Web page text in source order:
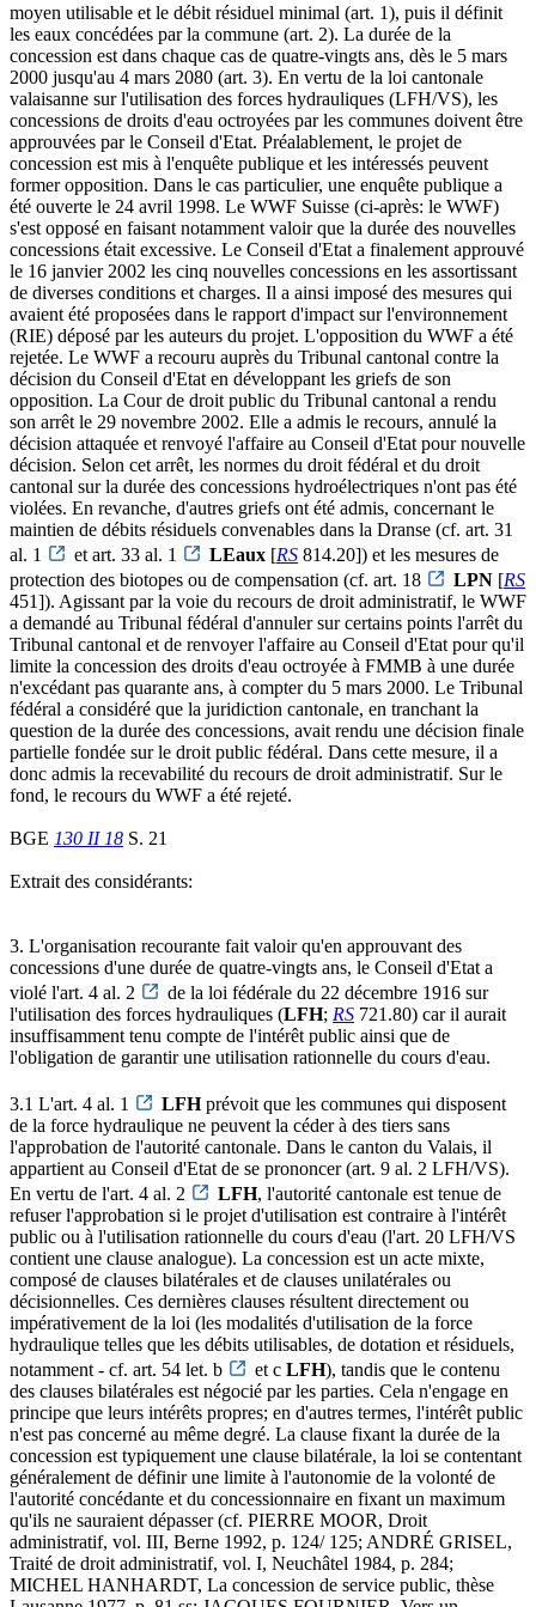
moyen utilisable et le débit résiduel minimal (art. 1), puis il définit
les eaux concédées par la commune (art. 2). La durée de la
concession est dans chaque cas de quatre-vingts ans, dès le 5 mars
2000 jusqu'au 4 mars 2080 (art. 3). En vertu de la loi cantonale
valaisanne sur l'utilisation des forces hydrauliques (LFH/VS), les
concessions de droits d'eau octroyées par les communes doivent être
approuvées par le Conseil d'Etat. Préalablement, le projet de
concession est mis à l'enquête publique et les intéressés peuvent
former opposition. Dans le cas particulier, une enquête publique a
été ouverte le 24 avril 1998. Le WWF Suisse (ci-après: le WWF)
s'est opposé en faisant notamment valoir que la durée des nouvelles
concessions était excessive. Le Conseil d'Etat a finalement approuvé
le 16 janvier 2002 les cinq nouvelles concessions en les assortissant
de diverses conditions et charges. Il a ainsi imposé des mesures qui
avaient été proposées dans le rapport d'impact sur l'environnement
(RIE) déposé par les auteurs du projet. L'opposition du WWF a été
rejetée. Le WWF a recouru auprès du Tribunal cantonal contre la
décision du Conseil d'Etat en développant les griefs de son
opposition. La Cour de droit public du Tribunal cantonal a rendu
son arrêt le 29 novembre 2002. Elle a admis le recours, annulé la
décision attaquée et renvoyé l'affaire au Conseil d'Etat pour nouvelle
décision. Selon cet arrêt, les normes du droit fédéral et du droit
cantonal sur la durée des concessions hydroélectriques n'ont pas été
violées. En revanche, d'autres griefs ont été admis, concernant le
maintien de débits résiduels convenables dans la Dranse (cf. art. 31
al. 1
et art. 33 al. 1 LEaux [RS 814.20]) et les mesures de
protection des biotopes ou de compensation (cf. art. 18
LPN [RS
451]). Agissant par la voie du recours de droit administratif, le WWF
a demandé au Tribunal fédéral d'annuler sur certains points l'arrêt du
Tribunal cantonal et de renvoyer l'affaire au Conseil d'Etat pour qu'il
limite la concession des droits d'eau octroyée à FMMB à une durée
n'excédant pas quarante ans, à compter du 5 mars 2000. Le Tribunal
fédéral a considéré que la juridiction cantonale, en tranchant la
question de la durée des concessions, avait rendu une décision finale
partielle fondée sur le droit public fédéral. Dans cette mesure, il a
donc admis la recevabilité du recours de droit administratif. Sur le
fond, le recours du WWF a été rejeté.
BGE 130 II 18 S. 21
Extrait des considérants:
3. L'organisation recourante fait valoir qu'en approuvant des
concessions d'une durée de quatre-vingts ans, le Conseil d'Etat a
violé l'art. 4 al. 2
de la loi fédérale du 22 décembre 1916 sur
l'utilisation des forces hydrauliques (LFH; RS 721.80) car il aurait
insuffisamment tenu compte de l'intérêt public ainsi que de
l'obligation de garantir une utilisation rationnelle du cours d'eau.
3.1 L'art. 4 al. 1 LFHprévoit que les communes qui disposent
de la force hydraulique ne peuvent la céder à des tiers sans
l'approbation de l'autorité cantonale. Dans le canton du Valais, il
appartient au Conseil d'Etat de se prononcer (art. 9 al. 2 LFH/VS).
En vertu de l'art. 4 al. 2
LFH, l'autorité cantonale est tenue de
refuser l'approbation si le projet d'utilisation est contraire à l'intérêt
public ou à l'utilisation rationnelle du cours d'eau (l'art. 20 LFH/VS
contient une clause analogue). La concession est un acte mixte,
composé de clauses bilatérales et de clauses unilatérales ou
décisionnelles. Ces dernières clauses résultent directement ou
impérativement de la loi (les modalités d'utilisation de la force
hydraulique telles que les débits utilisables, de dotation et résiduels,
notamment - cf. art. 54 let. b
et c LFH), tandis que le contenu
des clauses bilatérales est négocié par les parties. Cela n'engage en
principe que leurs intérêts propres; en d'autres termes, l'intérêt public
n'est pas concerné au même degré. La clause fixant la durée de la
concession est typiquement une clause bilatérale, la loi se contentant
généralement de définir une limite à l'autonomie de la volonté de
l'autorité concédante et du concessionnaire en fixant un maximum
qu'ils ne sauraient dépasser (cf. PIERRE MOOR, Droit
administratif, vol. III, Berne 1992, p. 124/ 125; ANDRÉ GRISEL,
Traité de droit administratif, vol. I, Neuchâtel 1984, p. 284;
MICHEL HANHARDT, La concession de service public, thèse